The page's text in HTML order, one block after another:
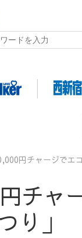
円チャージでエ
チャ
り」